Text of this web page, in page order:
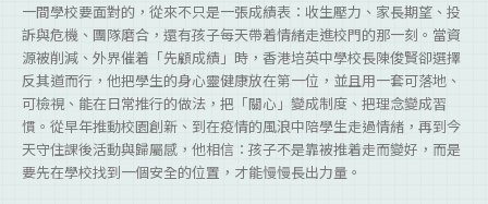
一間學校要面對的，從來不只是一張成績表：收生壓力、家長期望、投
訴與危機、團隊磨合，還有孩子每天帶着情緒走進校門的那一刻。當資
源被削減、外界催着「先顧成績」時，香港培英中學校長陳俊賢卻選擇
反其道而行，他把學生的身心靈健康放在第一位，並且用一套可落地、
可檢視、能在日常推行的做法，把「關心」變成制度、把理念變成習
慣。從早年推動校園創新、到在疫情的風浪中陪學生走過情緒，再到今
天守住課後活動與歸屬感，他相信：孩子不是靠被推着走而變好，而是
要先在學校找到一個安全的位置，才能慢慢長出力量。